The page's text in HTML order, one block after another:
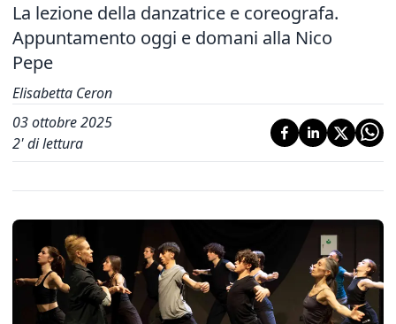
La lezione della danzatrice e coreografa.
Appuntamento oggi e domani alla Nico
Pepe
Elisabetta Ceron
03 ottobre 2025
2' di lettura